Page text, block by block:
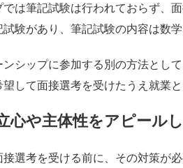
は筆記試験は行われておらず、
験があり、筆記試験の内容は数
ンシップに参加する別の方法とし
して面接選考を受けたうえ就業と
心や主体性をアピール
選考を受ける前に、その対策が